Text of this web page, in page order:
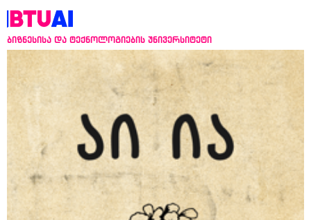
ბიზნესისა და ტექნოლოგიების უნივერსიტეტი